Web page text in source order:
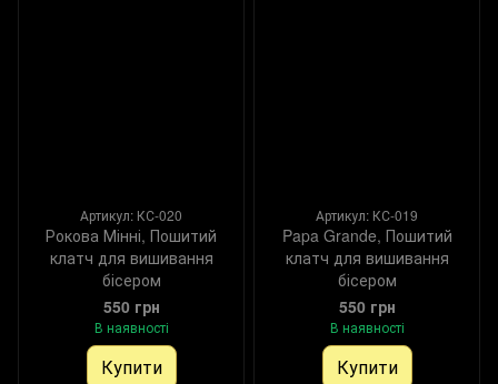
Артикул: КС-020
Рокова Мінні, Пошитий
клатч для вишивання
бісером
550 грн
В наявності
Купити
Артикул: КС-019
Papa Grande, Пошитий
клатч для вишивання
бісером
550 грн
В наявності
Купити